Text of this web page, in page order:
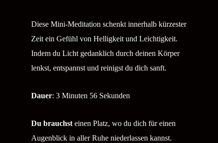
Diese Mini-Meditation schenkt innerhalb kürzester
Zeit ein Gefühl von Helligkeit und Leichtigkeit.
Indem du Licht gedanklich durch deinen Körper
lenkst, entspannst und reinigst du dich sanft.
Dauer: 3 Minuten 56 Sekunden
Du brauchst einen Platz, wo du dich für einen
Augenblick in aller Ruhe niederlassen kannst.